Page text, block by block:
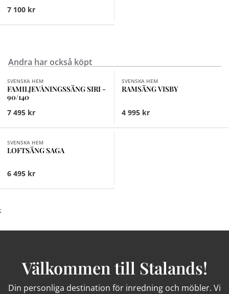
7 100 kr
Andra har också köpt
Finns i fler val (2)
SVENSKA HEM
FAMILJEVÅNINGSSÄNG SIRI -
90/140
7 495 kr
SVENSKA HEM
RAMSÄNG VISBY
4 995 kr
SVENSKA HEM
LOFTSÄNG SAGA
6 495 kr
;
Välkommen till Stalands!
Din personliga destination för inredning och möbler. Vi